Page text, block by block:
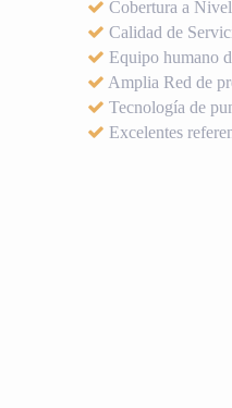
Cobertura a
Calidad de
Equipo humano
Amplia Red de
Tecnología de
Excelentes